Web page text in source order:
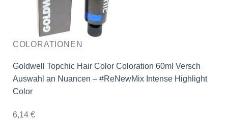
COLORATIONEN
Goldwell Topchic Hair Color Coloration 60ml Versch
Auswahl an Nuancen – #ReNewMix Intense Highlight
Color
6,14 €